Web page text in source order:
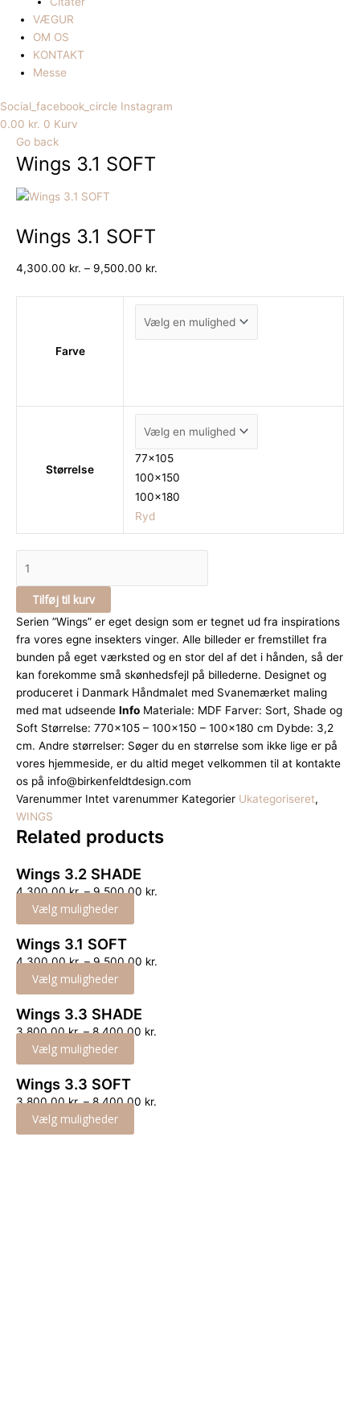
VÆGUR
OM OS
KONTAKT
Messe
Social_facebook_circle Instagram
0.00 kr. 0 Kurv
Go back
Wings 3.1 SOFT
Wings 3.1 SOFT
4,300.00 kr. – 9,500.00 kr.
Farve
Størrelse
77x105
100x150
100x180
Ryd
Tilføj til kurv
Serien ”Wings” er eget design som er tegnet ud fra inspirations
fra vores egne insekters vinger. Alle billeder er fremstillet fra
bunden på eget værksted og en stor del af det i hånden, så der
kan forekomme små skønhedsfejl på billederne. Designet og
produceret i Danmark Håndmalet med Svanemærket maling
med mat udseende Info Materiale: MDF Farver: Sort, Shade og
Soft Størrelse: 770×105 – 100×150 – 100×180 cm Dybde: 3,2
cm. Andre størrelser: Søger du en størrelse som ikke lige er på
vores hjemmeside, er du altid meget velkommen til at kontakte
os på info@birkenfeldtdesign.com
Varenummer Intet varenummer Kategorier Ukategoriseret,
WINGS
Related products
Wings 3.2 SHADE
4,300.00kr. – 9,500.00 kr.
Vælg muligheder
Wings 3.1 SOFT
4,300.00kr. – 9,500.00 kr.
Vælg muligheder
Wings 3.3 SHADE
3,800.00kr. – 8,400.00 kr.
Vælg muligheder
Wings 3.3 SOFT
3,800.00kr. – 8,400.00 kr.
Vælg muligheder